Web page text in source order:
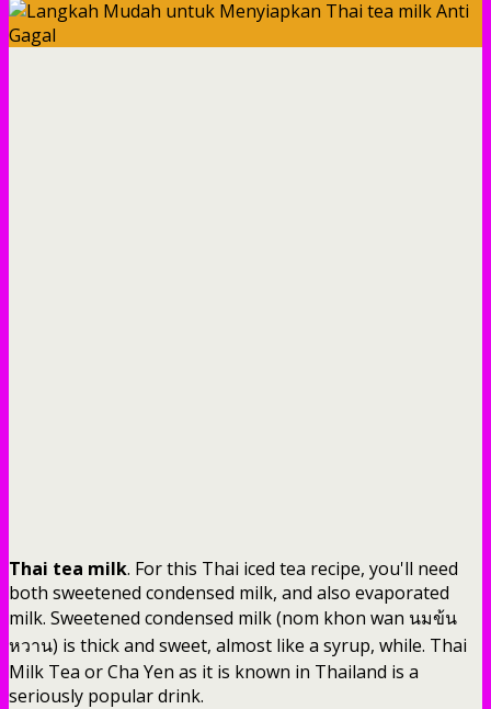
Thai tea milk. For this Thai iced tea recipe, you'll need
both sweetened condensed milk, and also evaporated
milk. Sweetened condensed milk (nom khon wan นมข้น
หวาน) is thick and sweet, almost like a syrup, while. Thai
Milk Tea or Cha Yen as it is known in Thailand is a
seriously popular drink.